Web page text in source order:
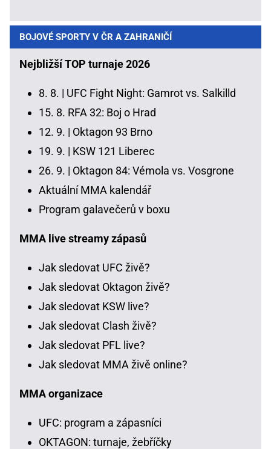
BOJOVÉ SPORTY V ČR A ZAHRANIČÍ
Nejbližší TOP turnaje 2026
8. 8. | UFC Fight Night: Gamrot vs. Salkilld
15. 8. RFA 32: Boj o Hrad
12. 9. | Oktagon 93 Brno
19. 9. | KSW 121 Liberec
26. 9. | Oktagon 84: Vémola vs. Vosgrone
Aktuální MMA kalendář
Program galavečerů v boxu
MMA live streamy zápasů
Jak sledovat UFC živě?
Jak sledovat Oktagon živě?
Jak sledovat KSW live?
Jak sledovat Clash živě?
Jak sledovat PFL live?
Jak sledovat MMA živě online?
MMA organizace
UFC: program a zápasníci
OKTAGON: turnaje, žebříčky